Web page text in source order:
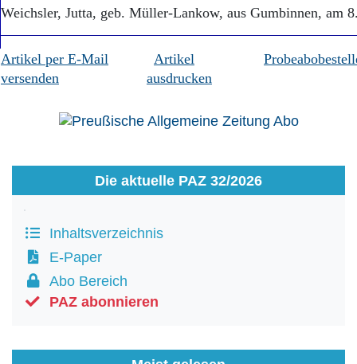
Weichsler, Jutta, geb. Müller-Lankow, aus Gumbinnen, am
Artikel per E-Mail
versenden
Artikel
ausdrucken
Die aktuelle PAZ 32/2026
Inhaltsverzeichnis
E-Paper
Abo Bereich
PAZ abonnieren